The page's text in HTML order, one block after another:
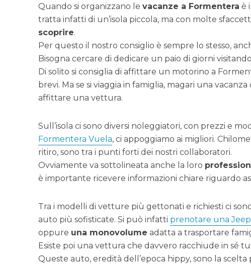
Quando si organizzano le vacanze a Formentera è
tratta infatti di un’isola piccola, ma con molte
scoprire.
Per questo il nostro consiglio è sempre lo stesso,
Bisogna cercare di dedicare un paio di giorni
Di solito si consiglia di affittare un motorino a
brevi. Ma se si viaggia in famiglia, magari una
affittare una vettura.
Sull’isola ci sono diversi noleggiatori, con prezzi e
Formentera Vuela, ci appoggiamo ai migliori.
ritiro, sono tra i punti forti dei nostri collaboratori.
Ovviamente va sottolineata anche la loro
è importante ricevere informazioni chiare riguardo
Tra i modelli di vetture più gettonati e richiesti ci
auto più sofisticate. Si può infatti prenotare una Jeep
oppure una monovolume adatta a trasportare
Esiste poi una vettura che davvero racchiude in sé
Queste auto, eredità dell’epoca hippy, sono la